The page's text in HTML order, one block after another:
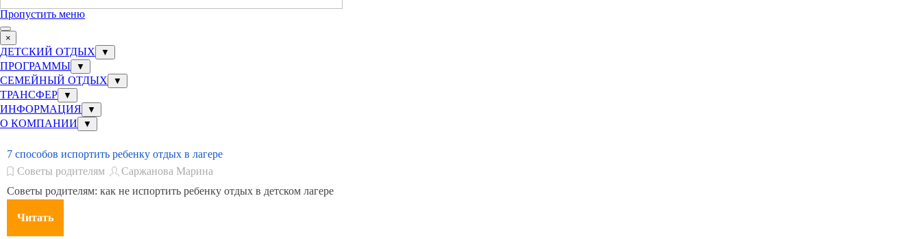
Пропустить меню
×
ДЕТСКИЙ ОТДЫХ ▼
ПРОГРАММЫ ▼
СЕМЕЙНЫЙ ОТДЫХ ▼
ТРАНСФЕР ▼
ИНФОРМАЦИЯ ▼
О КОМПАНИИ ▼
7 способов испортить ребенку отдых в лагере
Советы родителям
Саржанова Марина
Советы родителям: как не испортить ребенку отдых в детском лагере
Читать